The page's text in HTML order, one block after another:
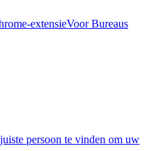
extensieVoor Bureaus
persoon te vinden om uw